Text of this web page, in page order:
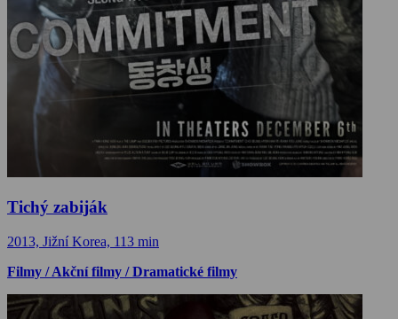
Tichý zabiják
2013, Jižní Korea, 113 min
Filmy / Akční filmy / Dramatické filmy